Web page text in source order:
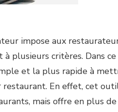
impose aux
à plusieurs critères. Dans
et la plus rapide à
En effet, cet
mais offre en plus